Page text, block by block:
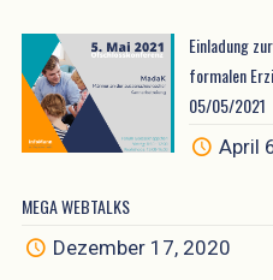
Einladung
formalen
05/05/2021
April
MEGA WEBTALKS
Dezember 17, 2020